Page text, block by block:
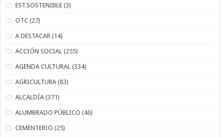
EST.SOSTENIBLE (3)
OTC (27)
A DESTACAR (14)
ACCIÓN SOCIAL (255)
AGENDA CULTURAL (334)
AGRICULTURA (83)
ALCALDÍA (371)
ALUMBRADO PÚBLICO (46)
CEMENTERIO (25)